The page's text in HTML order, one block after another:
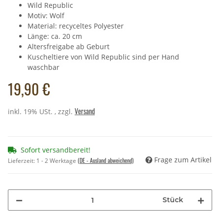
Wild Republic
Motiv: Wolf
Material: recyceltes Polyester
Länge: ca. 20 cm
Altersfreigabe ab Geburt
Kuscheltiere von Wild Republic sind per Hand
waschbar
19,90 €
inkl. 19% USt. , zzgl. Versand
Sofort versandbereit!
Lieferzeit: 1 - 2 Werktage (DE - Ausland abweichend) Frage zum Artikel
Stück